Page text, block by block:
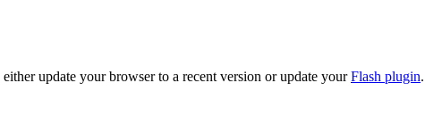
update your browser to a recent version or update yourFlash plugin.